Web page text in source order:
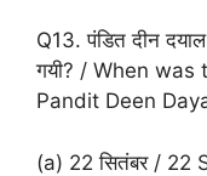
Q13. पंडित दीन
गयी? / When
Pandit Deen
(a) 22 सितंबर / 22